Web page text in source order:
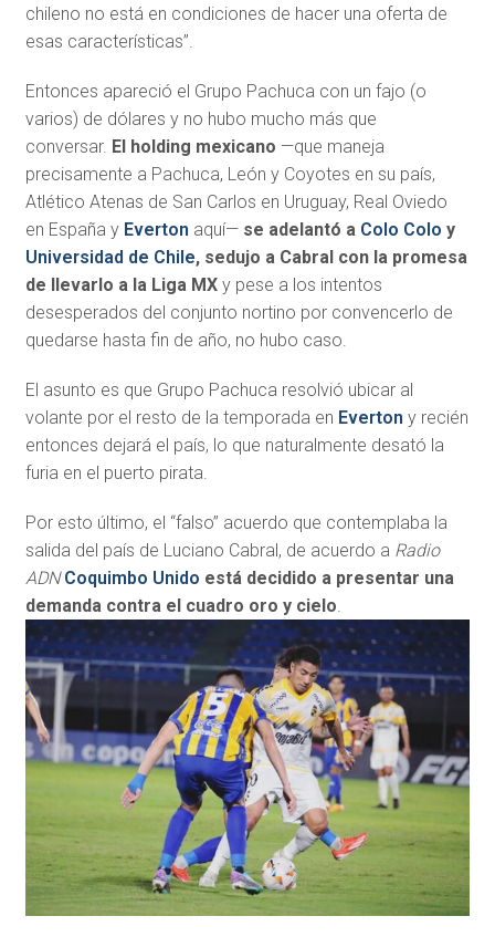
chileno no está en condiciones de hacer una oferta de
esas características”.
Entonces apareció el Grupo Pachuca con un fajo (o
varios) de dólares y no hubo mucho más que
conversar. El holding mexicano —que maneja
precisamente a Pachuca, León y Coyotes en su país,
Atlético Atenas de San Carlos en Uruguay, Real Oviedo
en España y Everton aquí— se adelantó a Colo Colo y
Universidad de Chile, sedujo a Cabral con la promesa
de llevarlo a la Liga MXy pese a los intentos
desesperados del conjunto nortino por convencerlo de
quedarse hasta fin de año, no hubo caso.
El asunto es que Grupo Pachuca resolvió ubicar al
volante por el resto de la temporada en Everton y recién
entonces dejará el país, lo que naturalmente desató la
furia en el puerto pirata.
Por esto último, el “falso” acuerdo que contemplaba la
salida del país de Luciano Cabral, de acuerdo a Radio
ADN Coquimbo Unido está decidido a presentar una
demanda contra el cuadro oro y cielo